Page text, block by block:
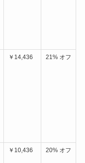
￥14,436 21% オフ
￥10,436 20% オフ